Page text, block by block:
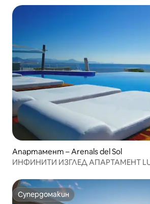
Апартамент – Arenals del Sol
ИНФИНИТИ ИЗГЛЕД АПАРТАМЕНТ LUX 5 *
Супердомакин
Супердомакин